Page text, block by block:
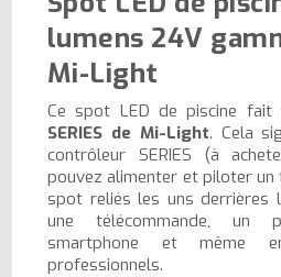
lumens 24V
Mi-Light
Ce spot LED de piscine
SERIES de Mi-Light. Cela
contrôleur SERIES (à
pouvez alimenter et piloter
spot reliés les uns derrières
une télécommande, un
smartphone et même
professionnels.